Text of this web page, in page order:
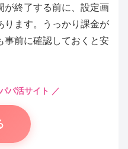
が終了する前に、設定画
ります。うっかり課金が
事前に確認しておくと安
パ活サイト ／